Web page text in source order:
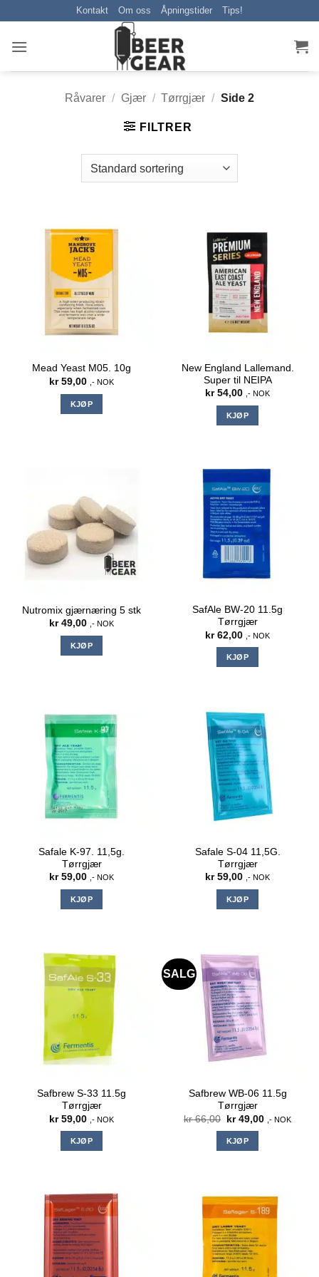
content
Kontakt Om oss Åpningstider Tips!
Råvarer / Gjær / Tørrgjær / Side 2
FILTRER
Mead Yeast M05. 10g
kr59,00 ,- NOK
KJØP
New England Lallemand.
Super til NEIPA
kr54,00 ,- NOK
KJØP
Nutromix gjærnæring 5 stk
kr49,00 ,- NOK
KJØP
SafAle BW-20 11.5g
Tørrgjær
kr62,00 ,- NOK
KJØP
Safale K-97. 11,5g.
Tørrgjær
kr59,00 ,- NOK
KJØP
Safale S-04 11,5G.
Tørrgjær
kr59,00 ,- NOK
KJØP
Safbrew S-33 11.5g
Tørrgjær
kr59,00 ,- NOK
KJØP
SALG
Safbrew WB-06 11.5g
Tørrgjær
kr66,00
Opprinnelig
var:
kr 66,00.
kr49,00Nåværende
pris
,- NOK
KJØP